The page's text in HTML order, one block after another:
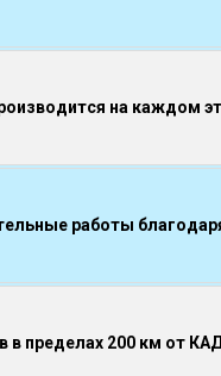
на каждом
работы
в пределах 200 км от